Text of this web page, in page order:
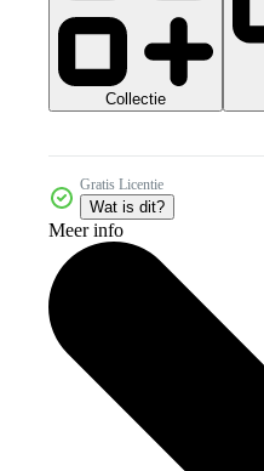
Collectie
Gratis Licentie
Wat is dit?
Meer info